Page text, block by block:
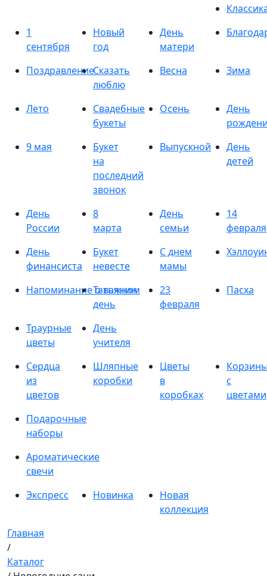
1
сентября
Новый
год
День
матери
ПоздравлениеСказать
люблю
Весна Зима
Лето
Свадебные
букеты
Осень
День
9 мая
Букет
на
последний
звонок
Выпускной
День
детей
День
России
8
марта
День
семьи
14
февраля
День
финансиста
Букет
невесте
С днем
мамы
Напоминание о важном
Татьянин
день
23
февраля
Пасха
Траурные
цветы
День
учителя
Сердца
из
цветов
Шляпные
коробки
Цветы
в
коробках
с
цветами
Подарочные
наборы
Ароматические
свечи
Экспресс
Новинка
Новая
коллекция
Главная
/
Каталог